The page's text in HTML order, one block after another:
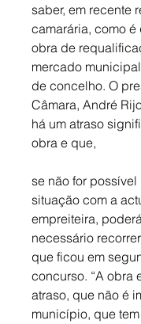
saber, em recente
camarária, como é
obra de
mercado
de concelho. O
Câmara, André
há um atraso
obra e que,
se não for possível
situação com a
empreiteira,
necessário
que ficou em
concurso. “A obra
atraso, que não é
município, que